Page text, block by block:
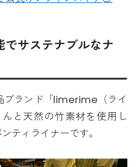
サステナブルなナ
ブランド「limerime（ライ
と天然の竹素材を使用し
ティライナーです。